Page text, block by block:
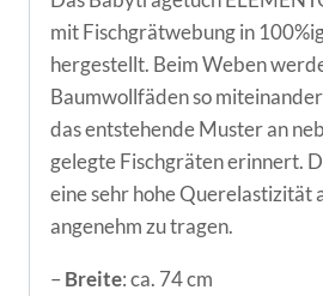
mit Fischgrätwebung in
hergestellt. Beim Weben
Baumwollfäden so
das entstehende Muster an
gelegte Fischgräten erinnert.
eine sehr hohe Querelastizität
angenehm zu tragen.
– Breite: ca. 74 cm